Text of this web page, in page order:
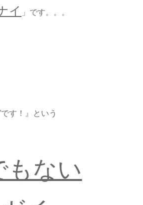
イ 」です。。。
です！』という
もない